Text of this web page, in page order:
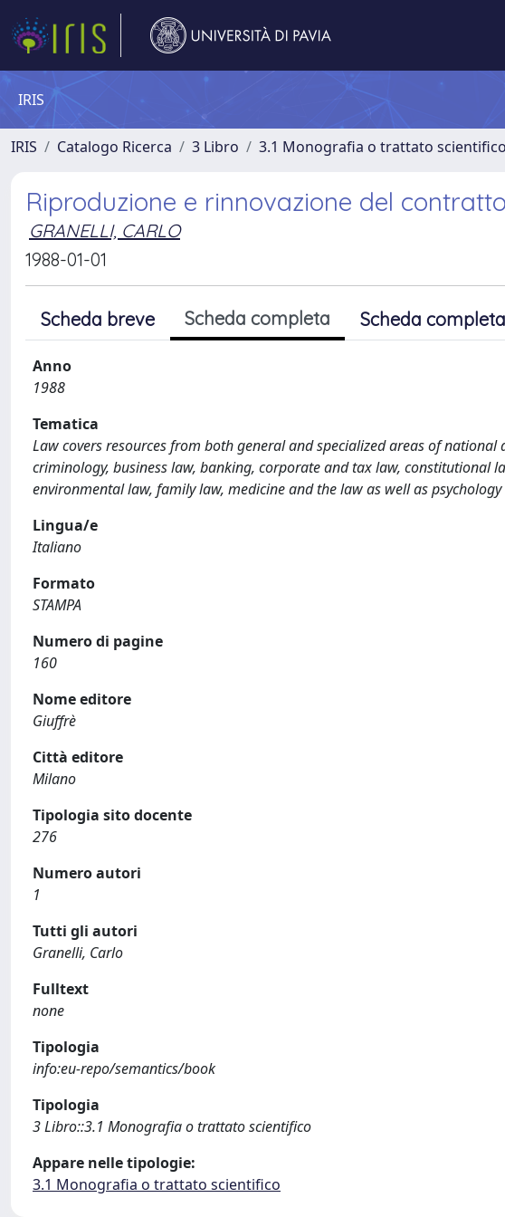
IRIS
IRIS Catalogo Ricerca 3 Libro 3.1 Monografia o trattato scientifico
Riproduzione e rinnovazione del contratto
GRANELLI, CARLO
1988-01-01
Scheda breve Scheda completa Scheda
Anno
1988
Tematica
Law covers resources from both general and specialized areas of
criminology, business law, banking, corporate and tax law, constitutional
environmental law, family law, medicine and the law as well as
Lingua/e
Italiano
Formato
STAMPA
Numero di pagine
160
Nome editore
Giuffrè
Città editore
Milano
Tipologia sito docente
276
Numero autori
1
Tutti gli autori
Granelli, Carlo
Fulltext
none
Tipologia
info:eu-repo/semantics/book
Tipologia
3 Libro::3.1 Monografia o trattato scientifico
Appare nelle tipologie:
3.1 Monografia o trattato scientifico